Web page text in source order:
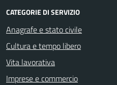
CATEGORIE DI SERVIZIO
Anagrafe e stato civile
Cultura e tempo libero
Vita lavorativa
Imprese e commercio